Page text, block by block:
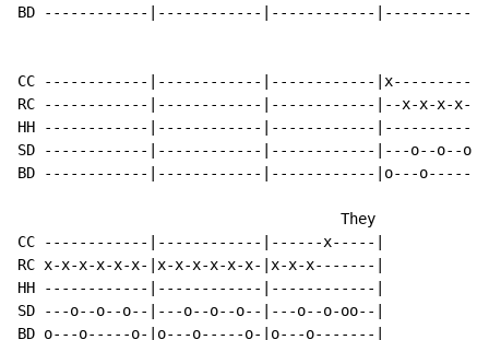
BD ------------|------------|------------
CC ------------|------------|------------
RC ------------|------------|------------|--x-x-x-x-
HH ------------|------------|------------
SD ------------|------------|------------|---o--o--
BD ------------|------------|------------|o---o-----
                                     They
CC ------------|------------|------x-----|
RC x-x-x-x-x-x-|x-x-x-x-x-x-|x-x-x-------|
HH ------------|------------|------------|
SD ---o--o--o--|---o--o--o--|---o--o-oo--|
BD o---o-----o-|o---o-----o-|o---o-------|